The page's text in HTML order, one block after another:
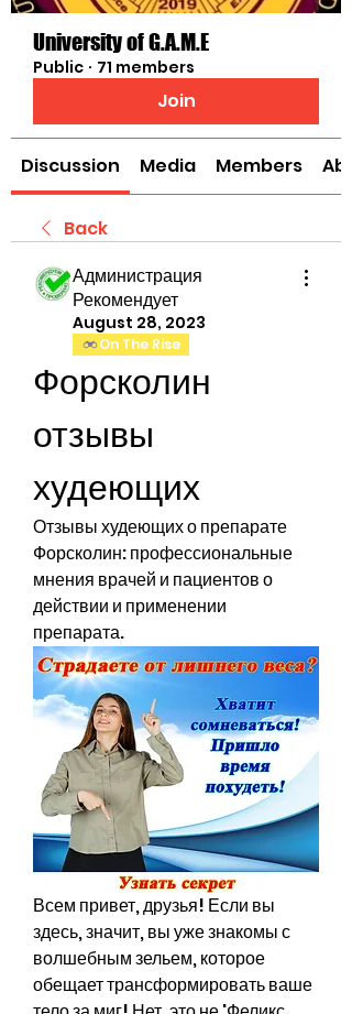
University of G.A.M.E
Public · 71 members
Join
Discussion Media Members
Back
Администрация
Рекомендует
August 28, 2023
On The Rise
Форсколин
отзывы
худеющих
Отзывы худеющих о препарате
Форсколин: профессиональные
мнения врачей и пациентов о
действии и применении
препарата.
Всем привет, друзья! Если вы
здесь, значит, вы уже знакомы с
волшебным зельем, которое
обещает трансформировать ваше